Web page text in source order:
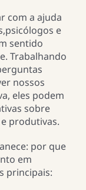
com a ajuda
e
sentido
Trabalhando
nossos
eles podem
sobre
produtivas.
por que
em
principais: